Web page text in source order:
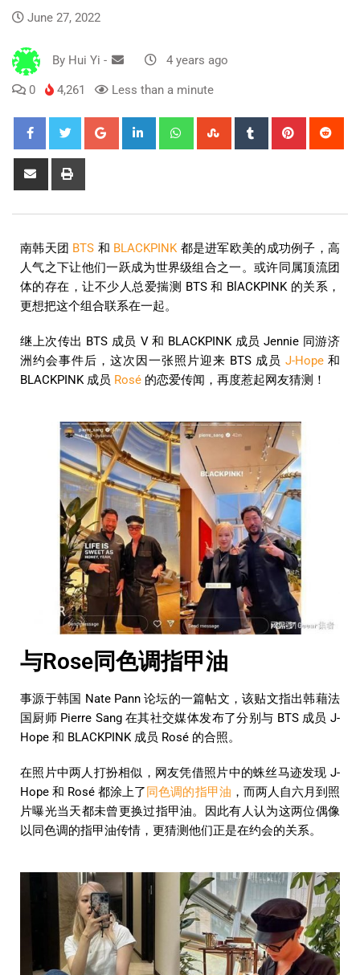
June 27, 2022
By Hui Yi - 4 years ago
0 4,261 Less than a minute
南韩天团 BTS 和 BLACKPINK都是进军欧美的成功例子，高
人气之下让他们一跃成为世界级组合之一。或许同属顶流团
体的存在，让不少人总爱揣测 BTS 和 BlACKPINK 的关系，
更想把这个组合联系在一起。
继上次传出 BTS 成员 V 和 BLACKPINK 成员 Jennie 同游济
洲约会事件后，这次因一张照片迎来 BTS 成员 J-Hope 和
BLACKPINK 成员 Rosé 的恋爱传闻，再度惹起网友猜测！
与Rose同色调指甲油
事源于韩国 Nate Pann 论坛的一篇帖文，该贴文指出韩藉法
国厨师 Pierre Sang 在其社交媒体发布了分别与 BTS 成员 J-
Hope 和 BLACKPINK 成员 Rosé 的合照。
在照片中两人打扮相似，网友凭借照片中的蛛丝马迹发现 J-
Hope 和 Rosé 都涂上了同色调的指甲油 ，而两人自六月到照
片曝光当天都未曾更换过指甲油。因此有人认为这两位偶像
以同色调的指甲油传情，更猜测他们正是在约会的关系。